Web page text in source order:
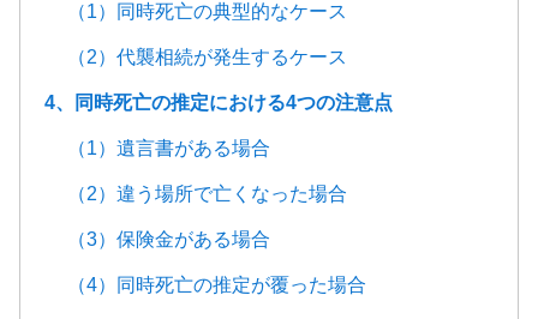
（1）同時死亡の典型的なケース
（2）代襲相続が発生するケース
4、同時死亡の推定における4つの注意点
（1）遺言書がある場合
（2）違う場所で亡くなった場合
（3）保険金がある場合
（4）同時死亡の推定が覆った場合